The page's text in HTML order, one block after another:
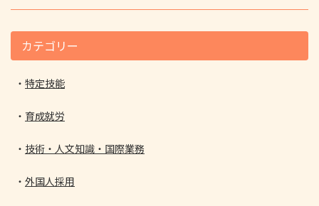
カテゴリー
特定技能
育成就労
技術・人文知識・国際業務
外国人採用